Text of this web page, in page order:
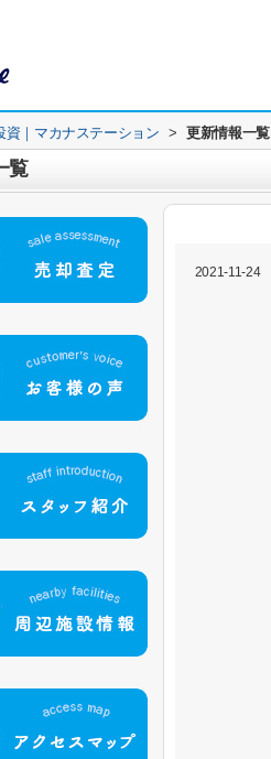
資｜マカナステーション > 更新情報一覧
覧
2021-11-24